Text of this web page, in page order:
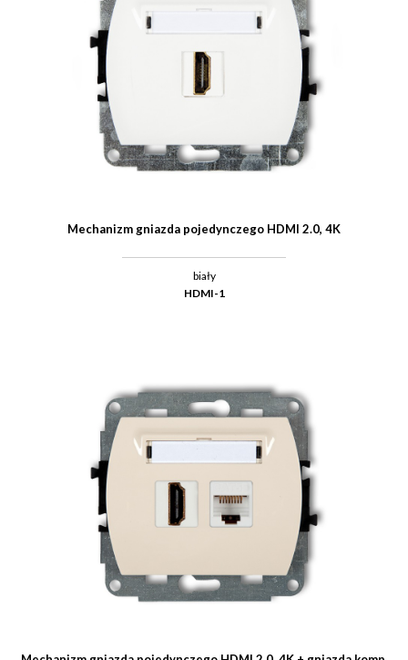
Mechanizm gniazda pojedynczego HDMI 2.0, 4K
biały
HDMI-1